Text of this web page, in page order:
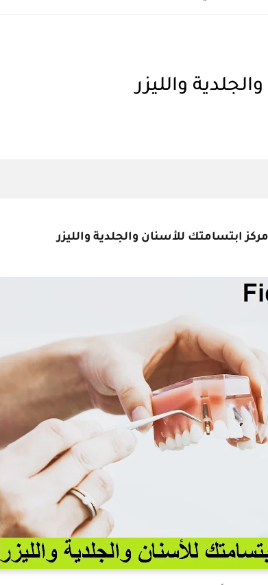
والليزر
مركز ابتسامتك للأسنان والجلدية والليزر